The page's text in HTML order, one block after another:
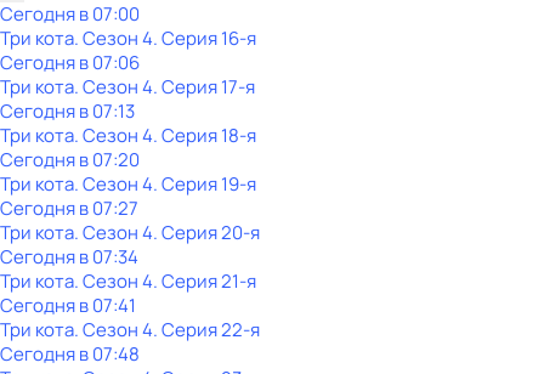
Сегодня в 07:00
Три кота. Сезон 4. Серия 16-я
Сегодня в 07:06
Три кота. Сезон 4. Серия 17-я
Сегодня в 07:13
Три кота. Сезон 4. Серия 18-я
Сегодня в 07:20
Три кота. Сезон 4. Серия 19-я
Сегодня в 07:27
Три кота. Сезон 4. Серия 20-я
Сегодня в 07:34
Три кота. Сезон 4. Серия 21-я
Сегодня в 07:41
Три кота. Сезон 4. Серия 22-я
Сегодня в 07:48